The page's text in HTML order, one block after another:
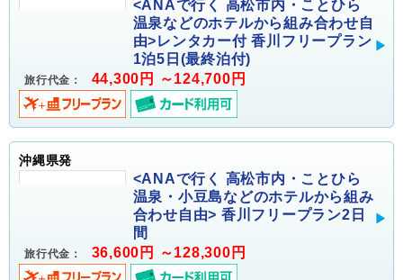
<ANAで行く 高松市内・ことひら
温泉などのホテルから組み合わせ自
由>レンタカー付 香川フリープラン
1泊5日(最終泊付)
旅行代金： 44,300円 ～124,700円
沖縄県発
<ANAで行く 高松市内・ことひら
温泉・小豆島などのホテルから組み
合わせ自由> 香川フリープラン2日
間
旅行代金： 36,600円 ～128,300円